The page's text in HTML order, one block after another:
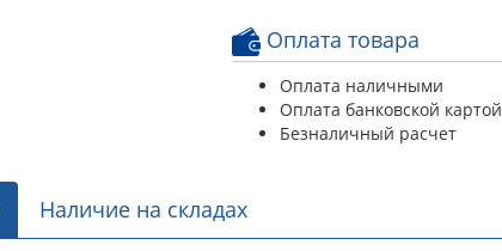
Оплата товара
Оплата наличными
Оплата банковской картой
Безналичный расчет
Наличие на складах